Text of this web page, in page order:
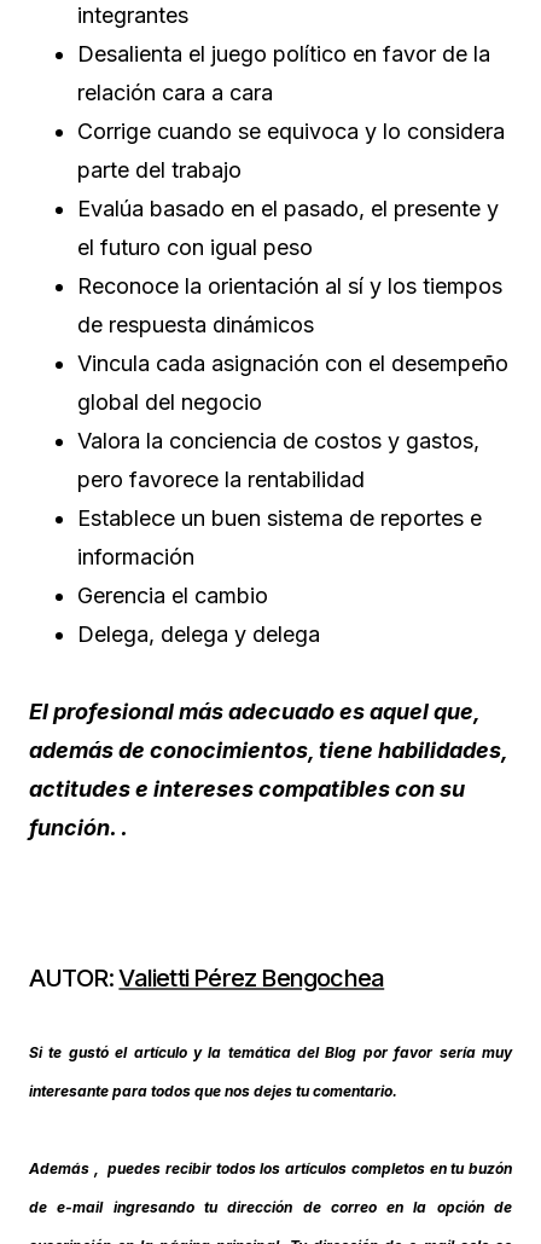
integrantes
Desalienta el juego político en favor de la
relación cara a cara
Corrige cuando se equivoca y lo considera
parte del trabajo
Evalúa basado en el pasado, el presente y
el futuro con igual peso
Reconoce la orientación al sí y los tiempos
de respuesta dinámicos
Vincula cada asignación con el desempeño
global del negocio
Valora la conciencia de costos y gastos,
pero favorece la rentabilidad
Establece un buen sistema de reportes e
información
Gerencia el cambio
Delega, delega y delega
El profesional más adecuado es aquel que,
además de conocimientos, tiene habilidades,
actitudes e intereses compatibles con su
función. .
AUTOR:Valietti Pérez Bengochea
Si te gustó el artículo y la temática del Blog por favor sería muy
interesante para todos que nos dejes tu comentario.
Además , puedes recibir todos los artículos completos en tu buzón
de e-mail ingresando tu dirección de correo en la opción de